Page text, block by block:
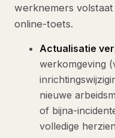
werknemers
online-toets.
Actualisatie
werkomgeving
nieuwe
of bijna-
volledige